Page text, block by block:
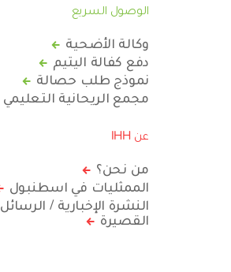
الوصول السريع
وكالة الأضحية
دفع كفالة اليتيم
نموذج طلب حصالة
مجمع الريحانية التعليمي
عن IHH
من نحن؟
الممثليات في اسطنبول
النشرة الإخبارية / الرسائل
القصيرة